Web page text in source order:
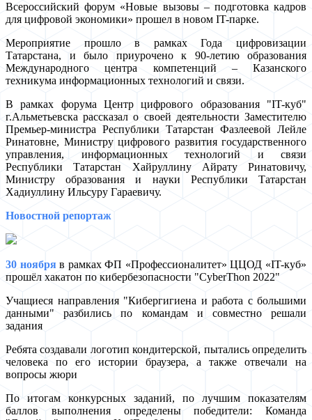
Всероссийский форум «Новые вызовы – подготовка кадров
для цифровой экономики» прошел в новом IT-парке.
Мероприятие прошло в рамках Года цифровизации
Татарстана, и было приурочено к 90-летию образования
Международного центра компетенций – Казанского
техникума информационных технологий и связи.
В рамках форума Центр цифрового образования "IT-куб"
г.Альметьевска рассказал о своей деятельности Заместителю
Премьер-министра Республики Татарстан Фазлеевой Лейле
Ринатовне, Министру цифрового развития государственного
управления, информационных технологий и связи
Республики Татарстан Хайруллину Айрату Ринатовичу,
Министру образования и науки Республики Татарстан
Хадиуллину Ильсуру Гараевичу.
Новостной репортаж
30 ноябряв рамках ФП «Профессионалитет» ЦЦОД «IT-куб»
прошёл хакатон по кибербезопасности "CyberThon 2022"
Учащиеся направления "Кибергигиена и работа с большими
данными" разбились по командам и совместно решали
задания
Ребята создавали логотип кондитерской, пытались определить
человека по его истории браузера, а также отвечали на
вопросы жюри
По итогам конкурсных заданий, по лучшим показателям
баллов выполнения определены победители: Команда